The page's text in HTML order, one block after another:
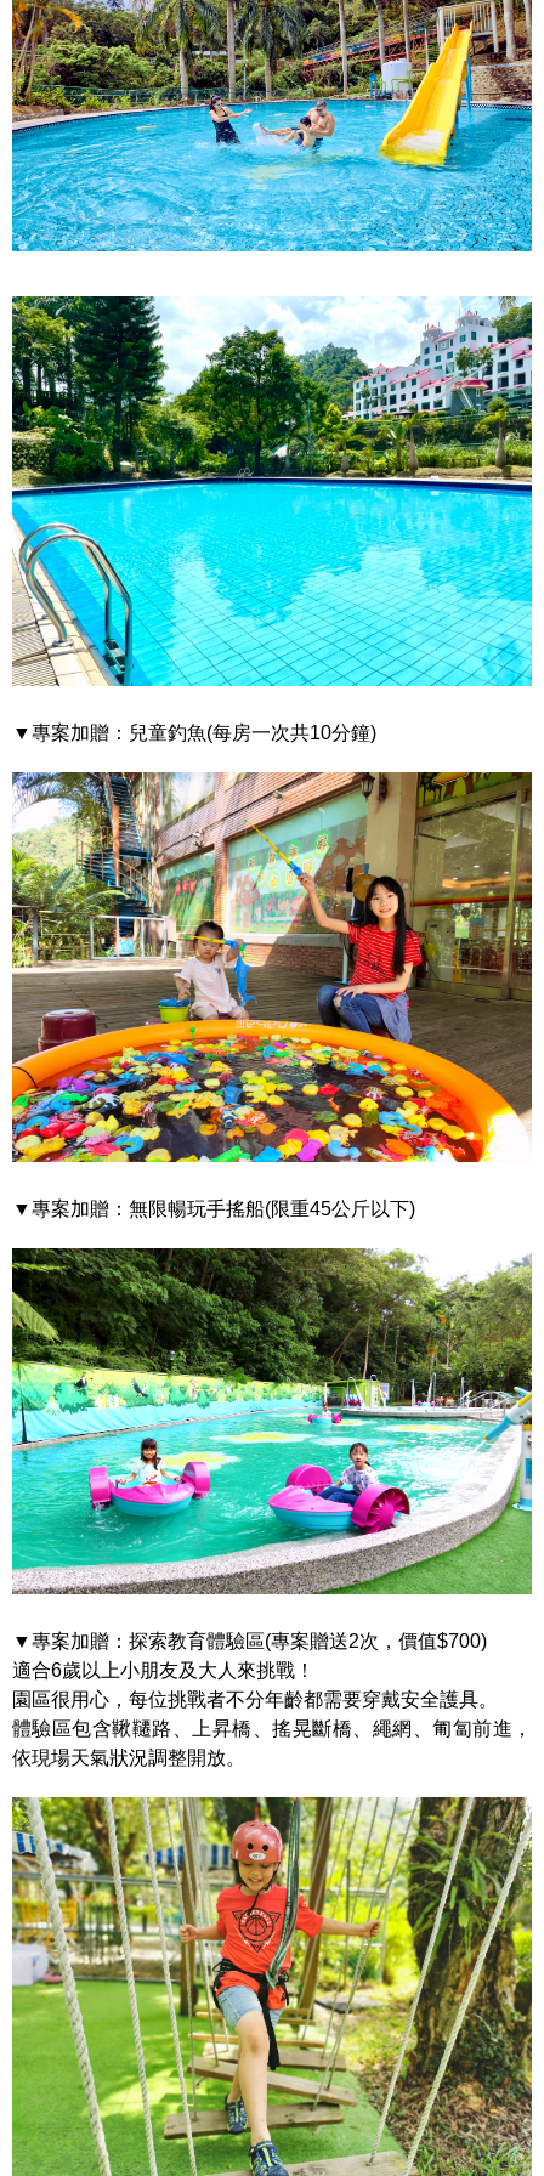
▼專案加贈：兒童釣魚(每房一次共10分鐘)
▼專案加贈：無限暢玩手搖船(限重45公斤以下)
▼專案加贈：探索教育體驗區(專案贈送2次，價值$700)
適合6歲以上小朋友及大人來挑戰！
園區很用心，每位挑戰者不分年齡都需要穿戴安全護具。
體驗區包含鞦韆路、上昇橋、搖晃斷橋、繩網、匍匐前進，
依現場天氣狀況調整開放。